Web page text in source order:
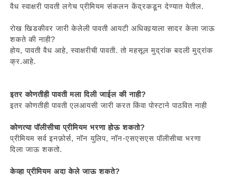
वैध स्वाक्षरी पावती लगेच प्रीमियम संकलन केंद्रकडून देण्यात येतील.
रोख खिडकीवर जारी केलेली पावती आयटी अधिकार्‍याला सादर केला जाऊ
शकते की नाही?
होय, पावती वैध आहे, स्वाक्षरीची पावती. तो महसूल मुद्रांक बदली मुद्रांक
क्र.आहे.
इतर कोणतीही पावती मला दिली जाईल की नाही?
इतर कोणतीही पावती एलआयसी जारी करत किंवा पोस्टाने पाठवित नाही
कोणत्या पॉलीसीचा प्रीमियम भरणा होऊ शकतो?
प्रीमियम सर्व इनफ़ोर्स, नॉन युलिप, नॉन-एसएसएस पॉलीसीचा भरणा
दिला जाऊ शकतो.
केव्हा प्रीमियम अदा केले जाऊ शकते?